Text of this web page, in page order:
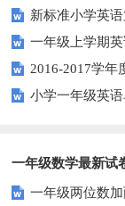
语期末试卷
新标准小学英
测试题
一年级上学期
题 2016-2017学年
起一年级英语期中
小学一年级英
一年级数学最新试
一年级两位数